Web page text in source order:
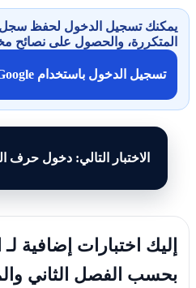
يمكنك تسجيل الدخول لحفظ سجل
المتكررة، والحصول على نصائح
تسجيل الدخول باستخدام Google
الاختبار التالي: دخول حرف
إليك اختبارات إضافية
بحسب الفصل الثاني